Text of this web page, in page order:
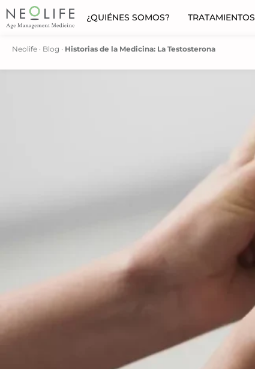
¿QUIÉNES SOMOS? TRATAMIENTOS
Neolife · Blog · Historias de la Medicina: La Testosterona